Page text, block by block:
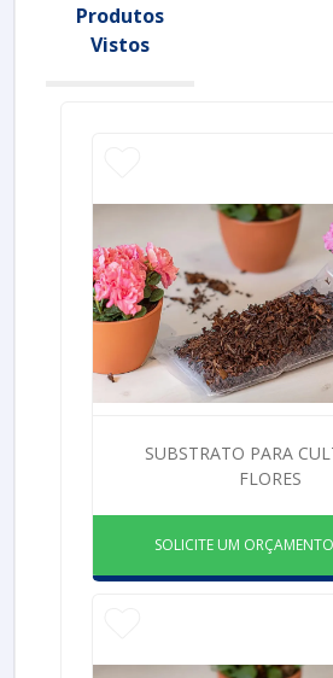
Produtos
Vistos
SUBSTRATO PARA
FLORES
SOLICITE UM